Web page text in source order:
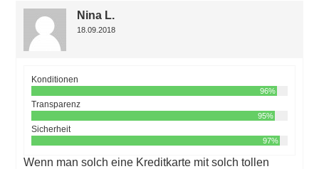
Nina L.
18.09.2018
Konditionen
96%
Transparenz
95%
Sicherheit
97%
Wenn man solch eine Kreditkarte mit solch tollen